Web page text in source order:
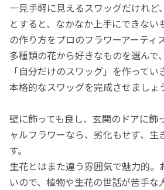
一見手軽に見えるスワッグだけれど
とすると、なかなか上手にできない
の作り方をプロのフラワーアーティ
多種類の花から好きなものを選んで
「自分だけのスワッグ」を作って
本格的なスワッグを完成させましょ
壁に飾っても良し、玄関のドアに飾
ャルフラワーなら、劣化もせず、生
す。
生花とはまた違う雰囲気で魅力的。
いので、植物や生花の世話が苦手な